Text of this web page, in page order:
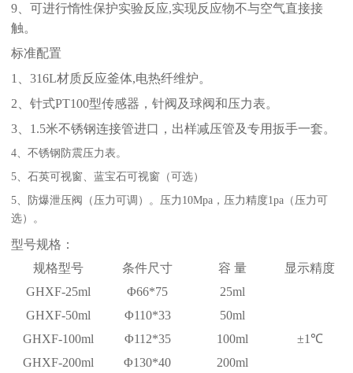
9、可进行惰性保护实验反应,实现反应物不与空气直接接
触。
标准配置
1、316L材质反应釜体,电热纤维炉。
2、针式PT100型传感器 ，针阀及球阀和压力表。
3、1.5米不锈钢连接管进口 ，出样减压管及专用扳手一套。
4、不锈钢防震压力表。
5、石英可视窗、蓝宝石可视窗（可选）
5、防爆泄压阀（压力可调）。压力10Mpa，压力精度1pa（压力可
选）。
型号规格：
规格型号 条件尺寸 容 量
显示精度
GHXF-25ml Φ66*75 25ml
±1 ℃
GHXF-50ml Φ110*33
50ml
GHXF-100ml Φ112*35
100ml
GHXF-200ml Φ130*40
200ml